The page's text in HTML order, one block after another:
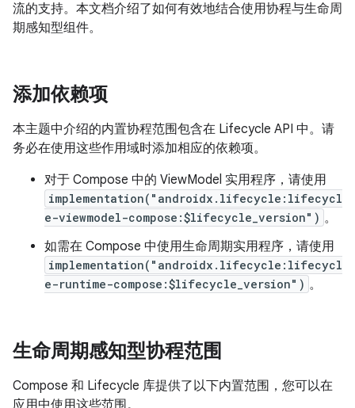
流的支持。本文档介绍了如何有效地结合使用协程与生命周
期感知型组件。
添加依赖项
本主题中介绍的内置协程范围包含在 Lifecycle API 中。请
务必在使用这些作用域时添加相应的依赖项。
对于 Compose 中的 ViewModel 实用程序，请使用
implementation("androidx.lifecycle:lifecycl
e-viewmodel-compose:$lifecycle_version") 。
如需在 Compose 中使用生命周期实用程序，请使用
implementation("androidx.lifecycle:lifecycl
e-runtime-compose:$lifecycle_version") 。
生命周期感知型协程范围
Compose 和 Lifecycle 库提供了以下内置范围，您可以在
应用中使用这些范围。